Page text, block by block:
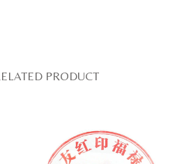
PRODUCT